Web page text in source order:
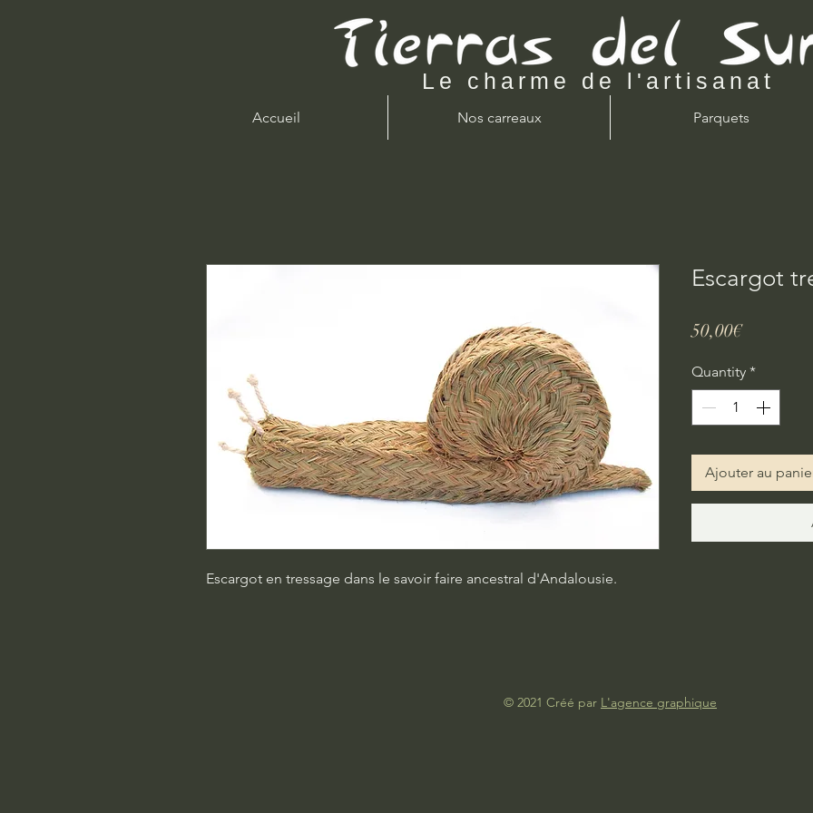
Le charme de l'artisanat
Accueil Nos carreaux Parquets
Escargot en tressage dans le savoir faire ancestral d'Andalousie.
Escargot
50,00€Price
Quantity *
Ajouter au
© 2021 Créé par L'agence graphique